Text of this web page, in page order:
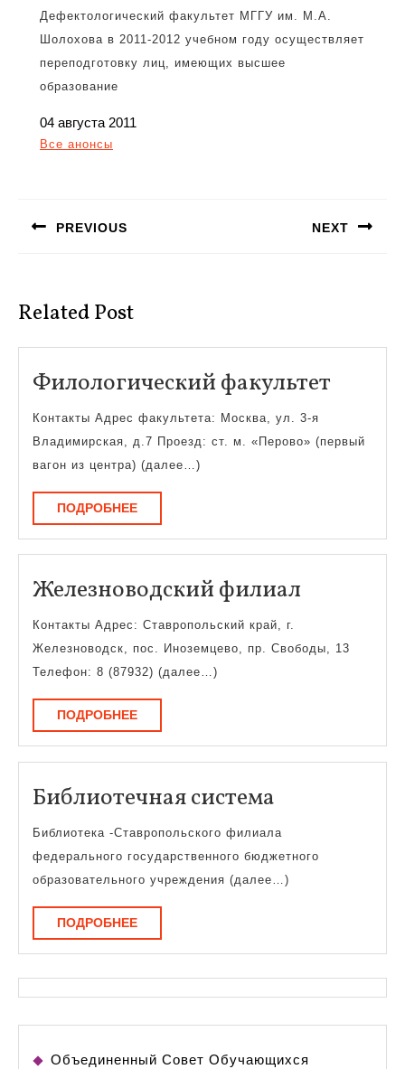
Дефектологический факультет МГГУ им. М.А.
Шолохова в 2011-2012 учебном году осуществляет
переподготовку лиц, имеющих высшее
образование
04 августа 2011
Все анонсы
записям
PREVIOUS NEXT
Related Post
Филологический факультет
Контакты Адрес факультета: Москва, ул. 3-я
Владимирская, д.7 Проезд: ст. м. «Перово» (первый
вагон из центра) (далее…)
ПОДРОБНЕЕПОДРОБНЕЕ
Железноводский филиал
Контакты Адрес: Ставропольский край, г.
Железноводск, пос. Иноземцево, пр. Свободы, 13
Телефон: 8 (87932) (далее…)
ПОДРОБНЕЕПОДРОБНЕЕ
Библиотечная система
система
Библиотека -Ставропольского филиала
федерального государственного бюджетного
образовательного учреждения (далее…)
ПОДРОБНЕЕПОДРОБНЕЕ
Объединенный Совет Обучающихся